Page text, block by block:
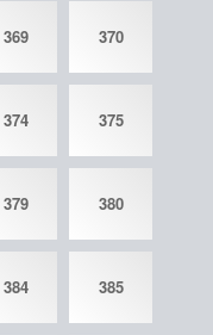
369 370
374 375
379 380
384 385